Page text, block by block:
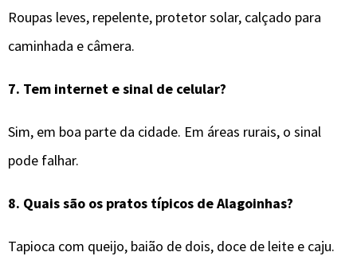
Roupas leves, repelente, protetor solar, calçado para
caminhada e câmera.
7. Tem internet e sinal de celular?
Sim, em boa parte da cidade. Em áreas rurais, o sinal
pode falhar.
8. Quais são os pratos típicos deAlagoinhas?
Tapioca com queijo, baião de dois, doce de leite e caju.